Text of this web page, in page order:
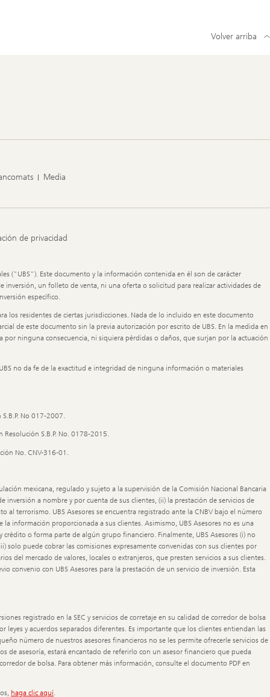
Volver arriba
Media
de privacidad
("UBS"). Este documento y la información contenida en él son de carácter
un folleto de venta, ni una oferta o solicitud para realizar actividades de
específico.
los residentes de ciertas jurisdicciones. Nada de lo incluido en este documento
de este documento sin la previa autorización por escrito de UBS. En la medida en
ninguna consecuencia, ni siquiera pérdidas o daños, que surjan por la actuación
no da fe de la exactitud e integridad de ninguna información o materiales
No 017-2007.
Resolución S.B.P. No. 0178-2015.
No. CNV-316-01.
mexicana, regulado y sujeto a la supervisión de la Comisión Nacional Bancaria
inversión a nombre y por cuenta de sus clientes, (ii) la prestación de servicios de
al terrorismo. UBS Asesores se encuentra registrado ante la CNBV bajo el número
información proporcionada a sus clientes. Asimismo, UBS Asesores no es una
o forma parte de algún grupo financiero. Finalmente, UBS Asesores (i) no
puede cobrar las comisiones expresamente convenidas con sus clientes por
del mercado de valores, locales o extranjeros, que presten servicios a sus clientes.
convenio con UBS Asesores para la prestación de un servicio de inversión. Esta
registrado en la SEC y servicios de corretaje en su calidad de corredor de bolsa
leyes y acuerdos separados diferentes. Es importante que los clientes entiendan las
número de nuestros asesores financieros no se les permite ofrecerle servicios de
de asesoría, estará encantado de referirlo con un asesor financiero que pueda
de bolsa. Para obtener más información, consulte el documento PDF en
haga clic aquí.